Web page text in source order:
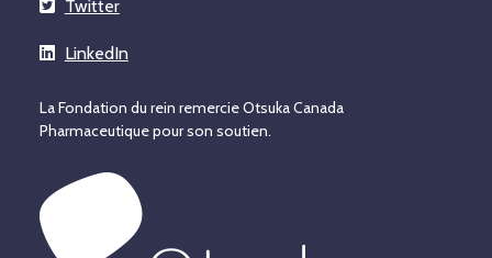
Twitter
LinkedIn
La Fondation du rein remercie Otsuka Canada
Pharmaceutique pour son soutien.